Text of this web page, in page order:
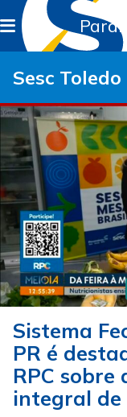
Sesc Toledo
Sistema
PR é
RPC
integral